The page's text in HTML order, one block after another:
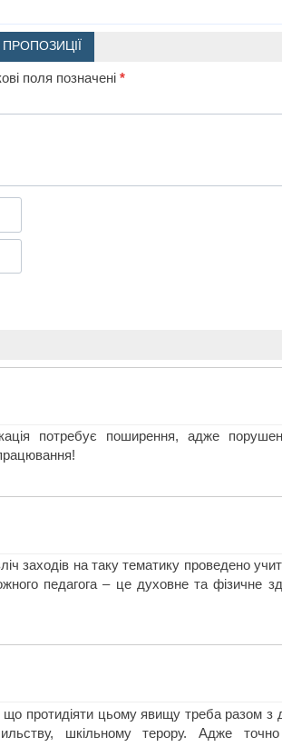
поля позначені *
потребує поширення, адже
заходів на таку тематику проведено
педагога – це духовне та фізичне
протидіяти цьому явищу треба разом з
шкільному терору. Адже